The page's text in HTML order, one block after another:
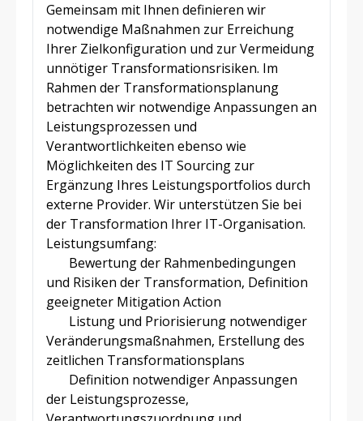
Gemeinsam mit Ihnen definieren wir
notwendige Maßnahmen zur Erreichung
Ihrer Zielkonfiguration und zur Vermeidung
unnötiger Transformationsrisiken. Im
Rahmen der Transformationsplanung
betrachten wir notwendige Anpassungen an
Leistungsprozessen und
Verantwortlichkeiten ebenso wie
Möglichkeiten des IT Sourcing zur
Ergänzung Ihres Leistungsportfolios durch
externe Provider. Wir unterstützen Sie bei
der Transformation Ihrer IT-Organisation.
Leistungsumfang:
Bewertung der Rahmenbedingungen
und Risiken der Transformation, Definition
geeigneter Mitigation Action
Listung und Priorisierung notwendiger
Veränderungsmaßnahmen, Erstellung des
zeitlichen Transformationsplans
Definition notwendiger Anpassungen
der Leistungsprozesse,